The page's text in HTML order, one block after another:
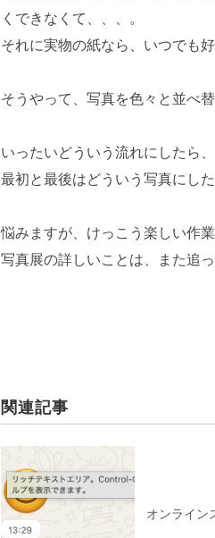
くできなくて、、、。
それに実物の紙なら、いつでも
そうやって、写真を色々と並べ替
いったいどういう流れにしたら
最初と最後はどういう写真にし
悩みますが、けっこう楽しい作業
写真展の詳しいことは、また追っ
関連記事
オンライン